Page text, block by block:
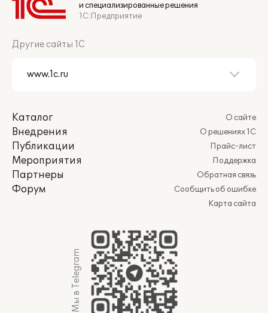
и специализированные решения
1С:Предприятие
Другие сайты 1С
Каталог
Внедрения
Публикации
Мероприятия
Партнеры
Форум
О сайте
О решениях 1С
Прайс-лист
Поддержка
Обратная связь
Сообщить об ошибке
Карта сайта
Мы в Telegram